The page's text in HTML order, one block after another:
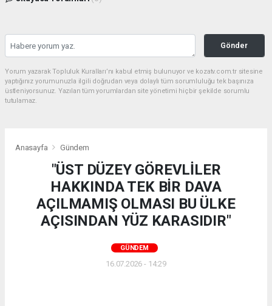
Gönder
Yorum yazarak Topluluk Kuralları’nı kabul etmiş bulunuyor ve kozatv.com.tr sitesine
yaptığınız yorumunuzla ilgili doğrudan veya dolaylı tüm sorumluluğu tek başınıza
üstleniyorsunuz. Yazılan tüm yorumlardan site yönetimi hiçbir şekilde sorumlu
tutulamaz.
Anasayfa Gündem
"ÜST DÜZEY GÖREVLİLER
HAKKINDA TEK BİR DAVA
AÇILMAMIŞ OLMASI BU ÜLKE
AÇISINDAN YÜZ KARASIDIR"
GÜNDEM
16.07.2026 - 14:29